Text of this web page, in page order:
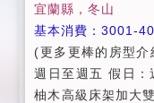
宜蘭縣，冬山
基本消費：3001-
(更多更棒的房型介
週日至週五 假日
柚木高級床架加大